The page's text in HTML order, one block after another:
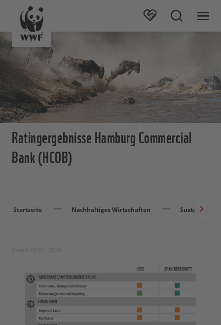
Ratingergebnisse Hamburg Commercial
Bank (HCOB)
Startseite Nachhaltiges Wirtschaften Sustainable